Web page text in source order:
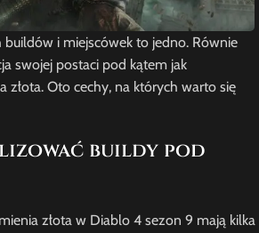
i miejscówek to jedno. Równie
swojej postaci pod kątem jak
złota. Oto cechy, na których warto się
buildy pod
złota w Diablo 4 sezon 9 mają kilka